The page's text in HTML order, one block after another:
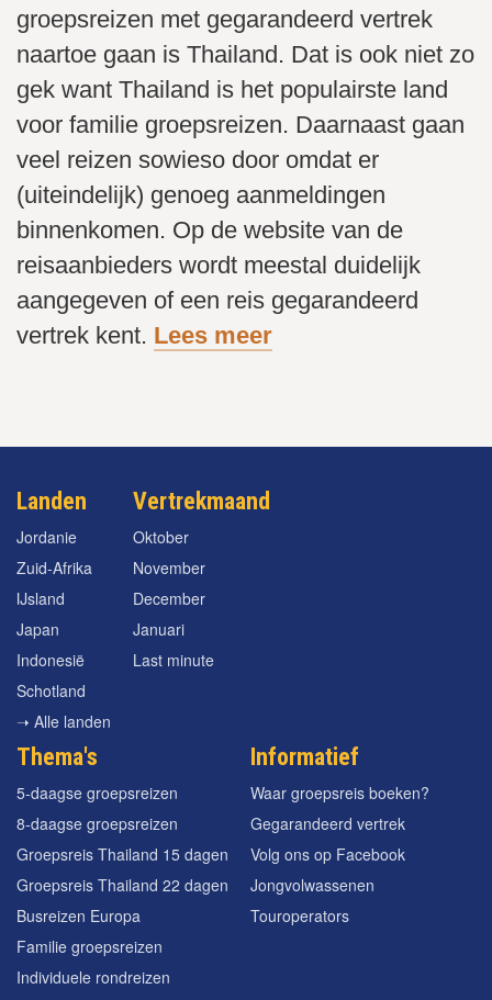
groepsreizen met gegarandeerd vertrek
naartoe gaan is Thailand. Dat is ook niet zo
gek want Thailand is het populairste land
voor familie groepsreizen. Daarnaast gaan
veel reizen sowieso door omdat er
(uiteindelijk) genoeg aanmeldingen
binnenkomen. Op de website van de
reisaanbieders wordt meestal duidelijk
aangegeven of een reis gegarandeerd
vertrek kent. Lees meer
Landen
Jordanie
Zuid-Afrika
IJsland
Japan
Indonesië
Schotland
➝ Alle landen
Vertrekmaand
Oktober
November
December
Januari
Last minute
Thema's
5-daagse groepsreizen
8-daagse groepsreizen
Groepsreis Thailand 15 dagen
Groepsreis Thailand 22 dagen
Busreizen Europa
Familie groepsreizen
Individuele rondreizen
Informatief
Waar groepsreis boeken?
Gegarandeerd vertrek
Volg ons op Facebook
Jongvolwassenen
Touroperators